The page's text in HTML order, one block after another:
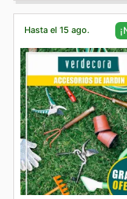
Hasta el 15 ago.